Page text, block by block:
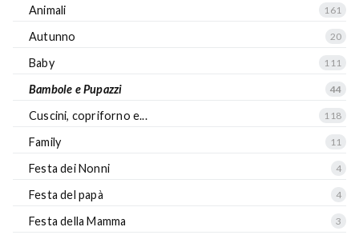
Animali 161
Autunno 20
Baby 111
Bambole e Pupazzi 44
Cuscini, copriforno e... 118
Family 11
Festa dei Nonni 4
Festa del papà 4
Festa della Mamma 3